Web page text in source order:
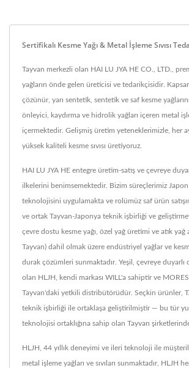
Sertifikalı Kesme Yağı & Metal İşleme Sıvısı
Tayvan merkezli olan HAI LU JYA HE CO., LTD.,
yağların önde gelen üreticisi ve tedarikçisidir.
çözünür, yarı sentetik, sentetik ve saf kesme
önleyici, kaydırma ve hidrolik yağları içeren metal
içermektedir. Gelişmiş üretim yeteneklerimizle, her
yüksek kaliteli kesme sıvısı üretiyoruz.
HAI LU JYA HE entegre üretim-satış ve çevreye
ilkelerini benimsemektedir. Bizim süreçlerimiz
teknolojisini uygulamakta ve rolümüz saf ürün
ve ortak Tayvan-Japonya teknik işbirliği ve
çevre dostu kesme yağı, özel yağ üretimi ve atık yağ
Tayvan) dahil olmak üzere endüstriyel yağlar ve
durak çözümleri sunmaktadır. Yeşil, çevreye duyarlı
olan HLJH, kendi markası WILL'a sahiptir ve
Tayvan'daki yetkili distribütörüdür. Seçkin ürünler,
teknik işbirliği ile ortaklaşa geliştirilmiştir — bu tür
teknolojisi ortaklığına sahip olan Tayvan
HLJH, 44 yıllık deneyimi ve ileri teknoloji ile
metal işleme yağları ve sıvıları sunmaktadır, HLJH